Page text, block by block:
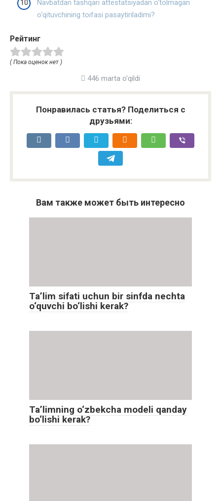
Navbatdan tashqari attestatsiyadan o‘tolmagan
o‘qituvchining toifasi pasaytiriladimi?
Рейтинг
( Пока оценок нет )
446 marta o'qildi
Понравилась статья? Поделиться с
друзьями:
Вам также может быть интересно
Ta’lim sifati uchun bir sinfda nechta
o‘quvchi bo‘lishi kerak?
Ta’limning o‘zbekcha modeli qanday
bo‘lishi kerak?